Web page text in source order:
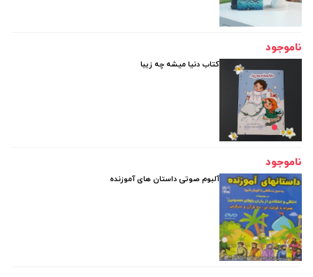
ناموجود
کتاب دنیا میشه چه زیبا
ناموجود
آلبوم صوتی داستان های آموزنده